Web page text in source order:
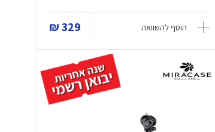
הוסף להשוואה 329 ₪